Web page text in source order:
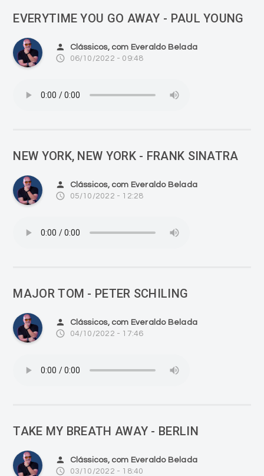
EVERYTIME YOU GO AWAY - PAUL YOUNG
person Clássicos, com Everaldo Belada
access_time 06/10/2022 - 09:48
NEW YORK, NEW YORK - FRANK SINATRA
person Clássicos, com Everaldo Belada
access_time 05/10/2022 - 12:28
MAJOR TOM - PETER SCHILING
person Clássicos, com Everaldo Belada
access_time 04/10/2022 - 17:46
TAKE MY BREATH AWAY - BERLIN
person Clássicos, com Everaldo Belada
access_time 03/10/2022 - 18:40